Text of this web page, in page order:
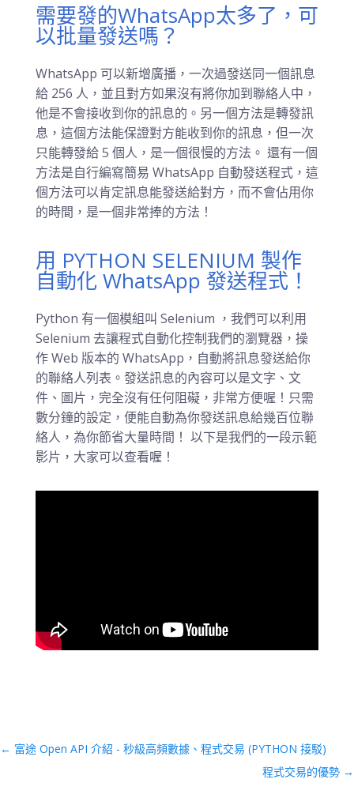
需要發的WhatsApp太多了，可
以批量發送嗎？
WhatsApp 可以新增廣播，一次過發送同一個訊息
給 256 人，並且對方如果沒有將你加到聯絡人中，
他是不會接收到你的訊息的。另一個方法是轉發訊
息，這個方法能保證對方能收到你的訊息，但一次
只能轉發給 5 個人，是一個很慢的方法。 還有一個
方法是自行編寫簡易 WhatsApp 自動發送程式，這
個方法可以肯定訊息能發送給對方，而不會佔用你
的時間，是一個非常捧的方法！
用 PYTHON SELENIUM 製作
自動化 WhatsApp 發送程式！
Python 有一個模組叫 Selenium ，我們可以利用
Selenium 去讓程式自動化控制我們的瀏覽器，操
作 Web 版本的 WhatsApp，自動將訊息發送給你
的聯絡人列表。發送訊息的內容可以是文字、文
件、圖片，完全沒有任何阻礙，非常方便喔！只需
數分鐘的設定，便能自動為你發送訊息給幾百位聯
絡人，為你節省大量時間！ 以下是我們的一段示範
影片，大家可以查看喔！
← 富途 Open API 介紹 - 秒級高頻數據、程式交易 (PYTHON 接駁)
程式交易的優勢 →